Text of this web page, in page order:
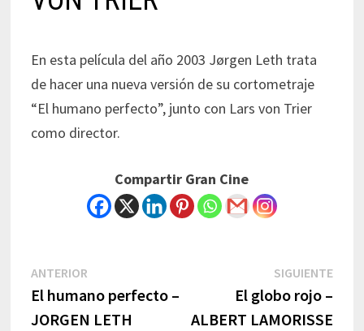
En esta película del año 2003 Jørgen Leth trata
de hacer una nueva versión de su cortometraje
“El humano perfecto”, junto con Lars von Trier
como director.
Compartir Gran Cine
Navegación
de
ANTERIOR
post:
El humano perfecto –
JORGEN LETH
SIGUIENTENext
post:
El globo rojo –
ALBERT LAMORISSE